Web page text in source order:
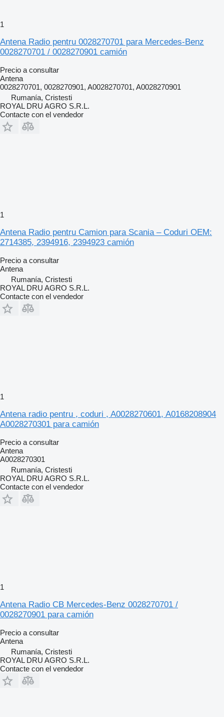
1
Antena Radio pentru 0028270701 para Mercedes-Benz
0028270701 / 0028270901 camión
Precio a consultar
Antena
0028270701, 0028270901, A0028270701, A0028270901
Rumanía, Cristesti
ROYAL DRU AGRO S.R.L.
Contacte con el vendedor
1
Antena Radio pentru Camion para Scania – Coduri OEM:
2714385, 2394916, 2394923 camión
Precio a consultar
Antena
Rumanía, Cristesti
ROYAL DRU AGRO S.R.L.
Contacte con el vendedor
1
Antena radio pentru , coduri , A0028270601, A0168208904
A0028270301 para camión
Precio a consultar
Antena
A0028270301
Rumanía, Cristesti
ROYAL DRU AGRO S.R.L.
Contacte con el vendedor
1
Antena Radio CB Mercedes-Benz 0028270701 /
0028270901 para camión
Precio a consultar
Antena
Rumanía, Cristesti
ROYAL DRU AGRO S.R.L.
Contacte con el vendedor